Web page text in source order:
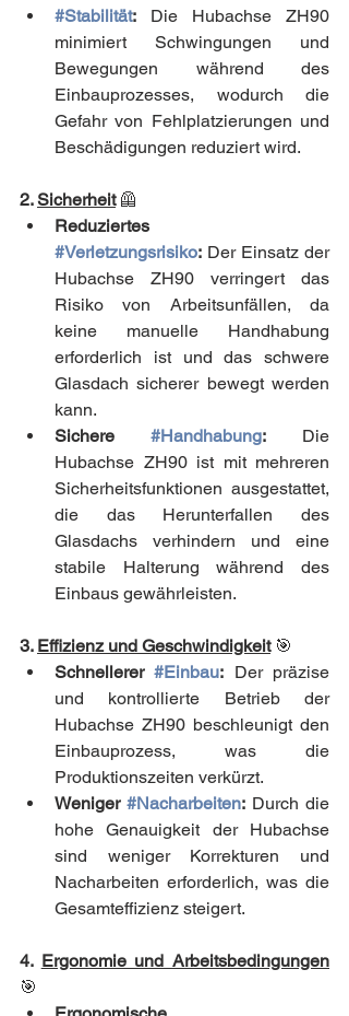
#Stabilität: Die Hubachse ZH90
minimiert Schwingungen und
Bewegungen während des
Einbauprozesses, wodurch die
Gefahr von Fehlplatzierungen und
Beschädigungen reduziert wird.
2. Sicherheit 🦺
#Verletzungsrisiko: Der Einsatz der
Hubachse ZH90 verringert das
Risiko von Arbeitsunfällen, da
keine manuelle Handhabung
erforderlich ist und das schwere
Glasdach sicherer bewegt werden
kann.
Sichere #Handhabung: Die
Hubachse ZH90 ist mit mehreren
Sicherheitsfunktionen ausgestattet,
die das Herunterfallen des
Glasdachs verhindern und eine
stabile Halterung während des
Einbaus gewährleisten.
3. Effizienz und Geschwindigkeit 🎯
Schnellerer #Einbau: Der präzise
und kontrollierte Betrieb der
Hubachse ZH90 beschleunigt den
Einbauprozess, was die
Produktionszeiten verkürzt.
Weniger #Nacharbeiten: Durch die
hohe Genauigkeit der Hubachse
sind weniger Korrekturen und
Nacharbeiten erforderlich, was die
Gesamteffizienz steigert.
4. Ergonomie und Arbeitsbedingungen
🎯